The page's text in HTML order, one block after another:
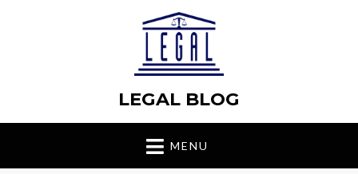
LEGAL BLOG
MENU